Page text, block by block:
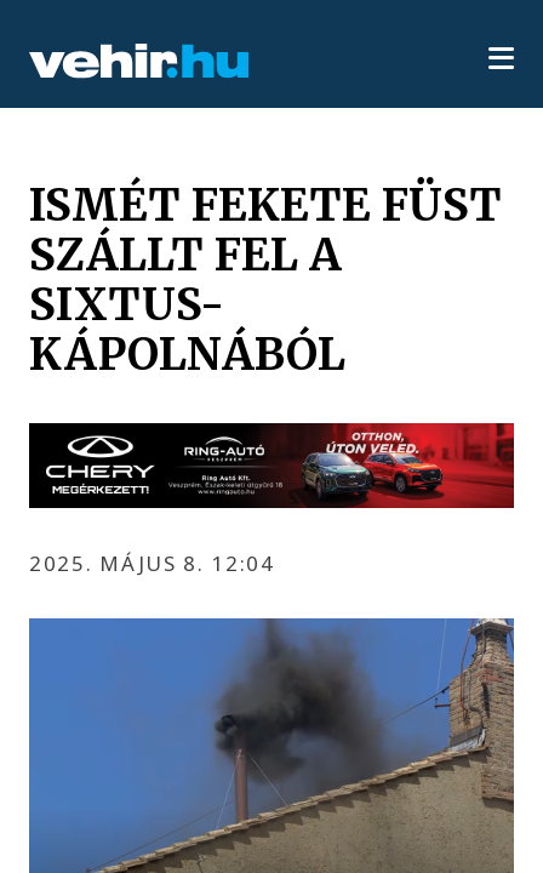
ISMÉT FEKETE FÜST
SZÁLLT FEL A
SIXTUS-
KÁPOLNÁBÓL
2025. MÁJUS 8. 12:04